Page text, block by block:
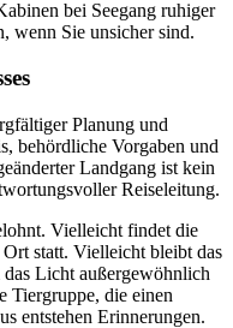
bei Seegang ruhiger
wenn Sie unsicher sind.
Planung und
behördliche Vorgaben und
Landgang ist kein
Reiseleitung.
Vielleicht findet die
statt. Vielleicht bleibt das
Licht außergewöhnlich
Tiergruppe, die einen
entstehen Erinnerungen.